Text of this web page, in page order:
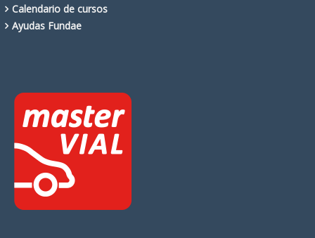
Calendario de cursos
Ayudas Fundae